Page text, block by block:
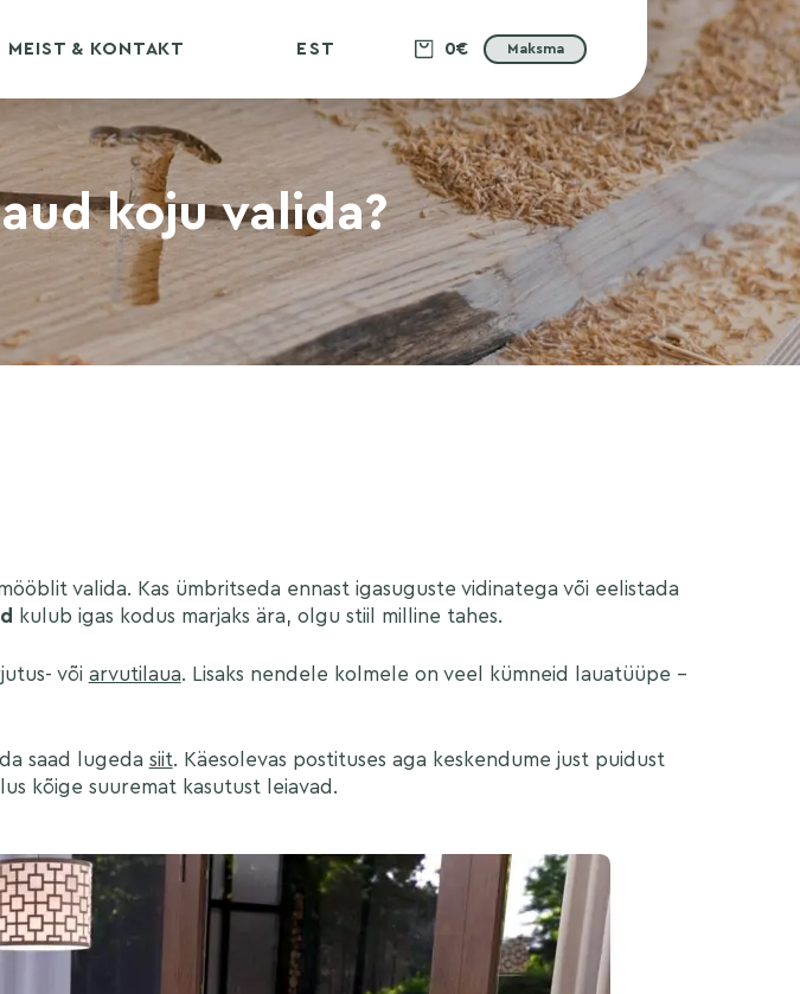
MEIST & KONTAKT EST 0€ Maksma
koju valida?
valida. Kas ümbritseda ennast igasuguste vidinatega või eelistada
kulub igas kodus marjaks ära, olgu stiil milline tahes.
või arvutilaua. Lisaks nendele kolmele on veel kümneid lauatüüpe –
saad lugeda siit. Käesolevas postituses aga keskendume just puidust
kõige suuremat kasutust leiavad.